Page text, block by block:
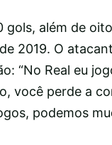
gols, além de
2019. O
“No Real eu
você perde a
podemos